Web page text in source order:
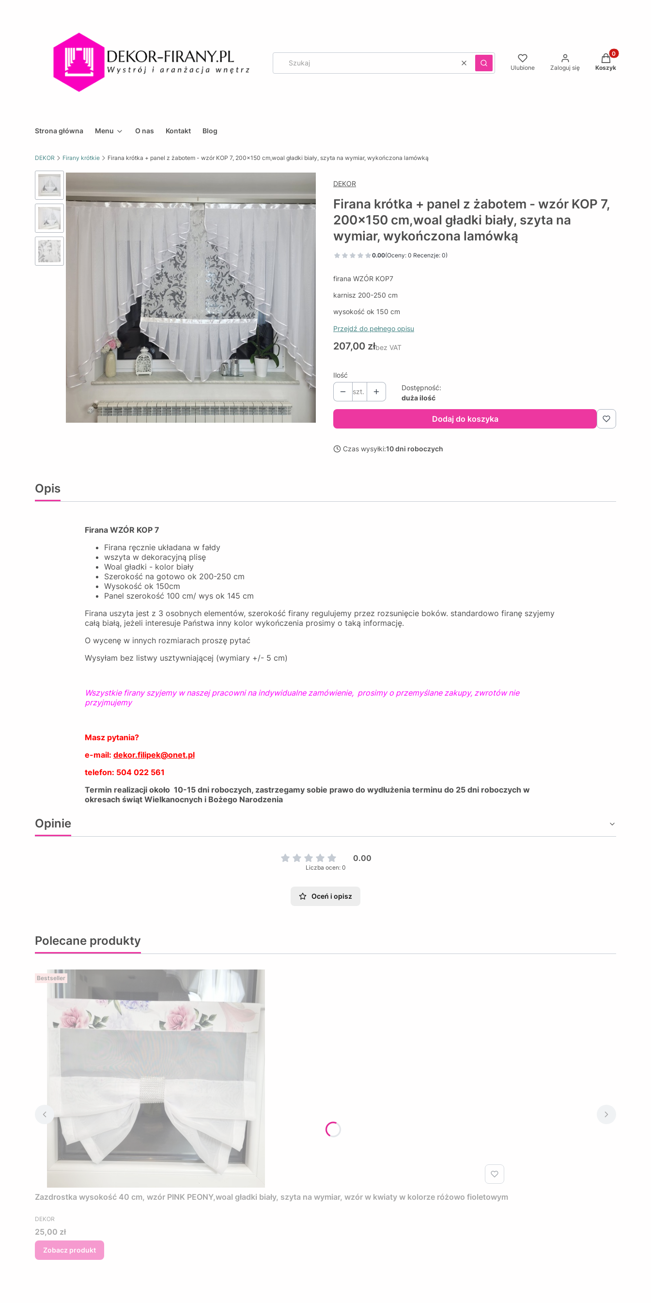
WyczyśćSzukaj Ulubione Zaloguj się
Produkty w
Koszyk
Strona główna Menu O nas Kontakt Blog
DEKOR Firany krótkie Firana krótka + panel z żabotem - wzór KOP 7, 200x150 cm,woal gładki biały, szyta na wymiar, wykończona lamówką
DEKOR
Firana krótka + panel z żabotem - wzór KOP 7,
200x150 cm,woal gładki biały, szyta na
wymiar, wykończona lamówką
0.00(Oceny: 0 Recenzje: 0)
firana WZÓR KOP7
karnisz 200-250 cm
wysokość ok 150 cm
Przejdź do pełnego opisu
Cena
207,00 złbez VAT
Ilość
szt.
Dostępność:
duża ilość
Dodaj do koszyka
Czas wysyłki:10 dni roboczych
Opis
Firana WZÓR KOP 7
Firana ręcznie układana w fałdy
wszyta w dekoracyjną plisę
Woal gładki - kolor biały
Szerokość na gotowo ok 200-250 cm
Wysokość ok 150cm
Panel szerokość 100 cm/ wys ok 145 cm
Firana uszyta jest z 3 osobnych elementów, szerokość firany regulujemy przez rozsunięcie boków. standardowo firanę szyjemy
całą białą, jeżeli interesuje Państwa inny kolor wykończenia prosimy o taką informację.
O wycenę w innych rozmiarach proszę pytać
Wysyłam bez listwy usztywniającej (wymiary +/- 5 cm)
Wszystkie firany szyjemy w naszej pracowni na indywidualne zamówienie, prosimy o przemyślane zakupy, zwrotów nie
przyjmujemy
Masz pytania?
e-mail: dekor.filipek@onet.pl
telefon: 504 022 561
Termin realizacji około 10-15 dni roboczych, zastrzegamy sobie prawo do wydłużenia terminu do 25 dni roboczych w
okresach świąt Wielkanocnych i Bożego Narodzenia
Opinie
0.00
Liczba ocen: 0
Oceń i opisz
Polecane produkty
Bestseller
Zazdrostka wysokość 40 cm, wzór PINK PEONY,woal gładki biały, szyta na wymiar, wzór w kwiaty w kolorze różowo fioletowym
PRODUCENT
DEKOR
Cena
25,00 zł
Zobacz produkt